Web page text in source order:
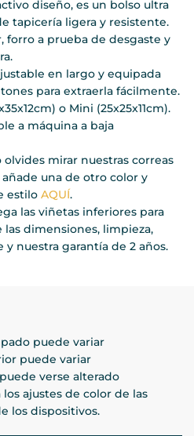
diseño, es un bolso ultra
tapicería ligera y resistente.
forro a prueba de desgaste y
en largo y equipada
para extraerla fácilmente.
o Mini (25x25x11cm).
a máquina a baja
olvides mirar nuestras correas
una de otro color y
estilo AQUÍ.
las viñetas inferiores para
dimensiones, limpieza,
nuestra garantía de 2 años.
puede variar
puede variar
verse alterado
ajustes de color de las
los dispositivos.